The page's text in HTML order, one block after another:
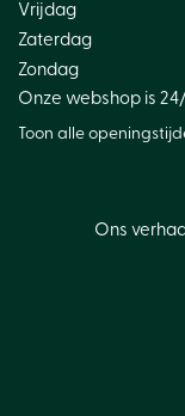
Vrijdag
Zaterdag
Zondag
Onze webshop is
Toon alle
Ons